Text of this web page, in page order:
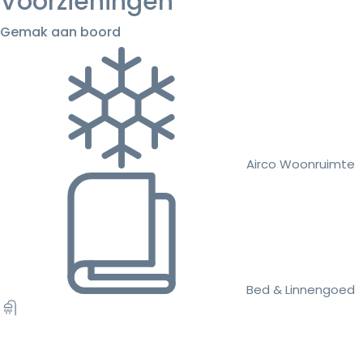
Gemak aan boord
Airco Woonruimte
Bed & Linnengoed